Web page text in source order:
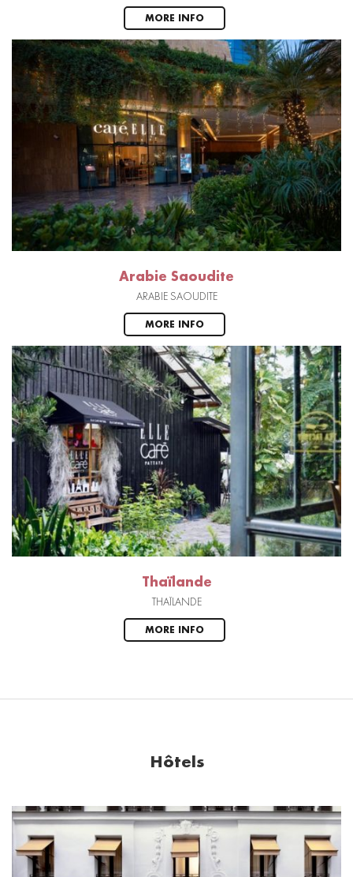
MORE INFO
Arabie Saoudite
ARABIE SAOUDITE
MORE INFO
Thaïlande
THAÏLANDE
MORE INFO
Hôtels